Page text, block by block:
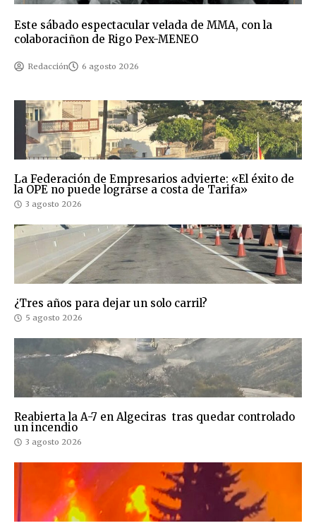
Este sábado espectacular velada de MMA, con la
colaboraciñon de Rigo Pex-MENEO
Redacción 6 agosto 2026
La Federación de Empresarios advierte: «El éxito de
la OPE no puede lograrse a costa de Tarifa»
3 agosto 2026
¿Tres años para dejar un solo carril?
5 agosto 2026
Reabierta la A-7 en Algeciras tras quedar controlado
un incendio
3 agosto 2026